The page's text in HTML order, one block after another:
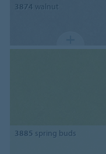
3874 walnut
3885 spring buds